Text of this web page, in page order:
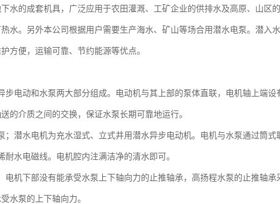
水的成套机具，广泛应用于农田灌溉、工矿企业的供排水及高原、山区
水。另外本公司根据用户需要生产海水、矿山等场合用潜水电泵。潜入
方便，运输可靠、节约能源等优点。
步电动和水泵两大部分组成。电动机与其上部的泵体直联，电机轴上端
的介质之间的交换，保证水泵长期可靠地运行。
；潜水电机为充水湿式、立式井用潜水异步电动机。电机与水泵通过筒式
水电磁线。电机腔内注满洁净的清水即可。
电机下部没有能承受水泵上下轴向力的止推轴承，高扬程水泵的止推轴
水泵的上下轴向力。